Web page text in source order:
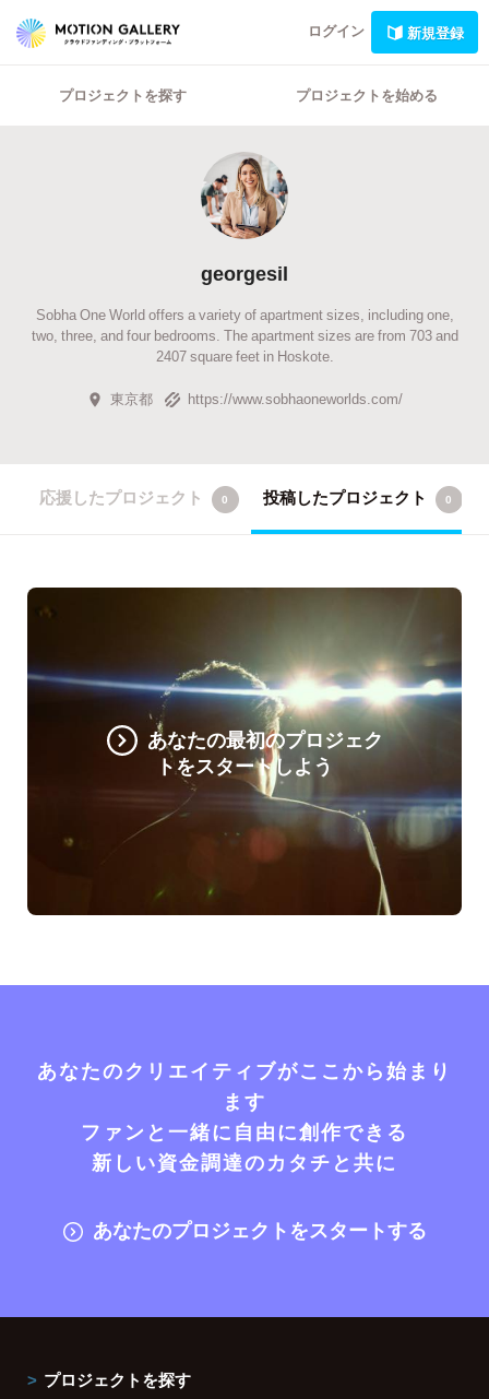
ログイン 新規登録
プロジェクトを探す プロジェクトを始める
georgesil
Sobha One World offers a variety of apartment sizes, including one,
two, three, and four bedrooms. The apartment sizes are from 703 and
2407 square feet in Hoskote.
東京都 https://www.sobhaoneworlds.com/
応援したプロジェクト 0 投稿したプロジェクト 0
あなたの最初のプロジェク
トをスタートしよう
あなたのクリエイティブがここから始まり
ます
ファンと一緒に自由に創作できる
新しい資金調達のカタチと共に
あなたのプロジェクトをスタートする
プロジェクトを探す